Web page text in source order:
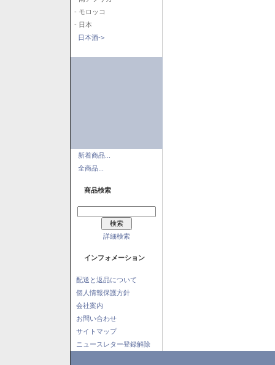
- モロッコ
- 日本
日本酒->
新着商品...
全商品...
商品検索
詳細検索
インフォメーション
配送と返品について
個人情報保護方針
会社案内
お問い合わせ
サイトマップ
ニュースレター登録解除